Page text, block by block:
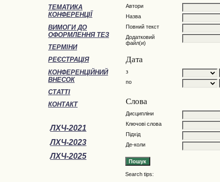
ТЕМАТИКА
КОНФЕРЕНЦІЇ
ВИМОГИ ДО
ОФОРМЛЕННЯ ТЕЗ
ТЕРМІНИ
РЕЄСТРАЦІЯ
КОНФЕРЕНЦІЙНИЙ
ВНЕСОК
СТАТТІ
КОНТАКТ
ЛХЧ-2021
ЛХЧ-2023
ЛХЧ-2025
Автори
Назва
Повний текст
Додатковий
файл(и)
Дата
з
по
Слова
Дисципліни
Ключові слова
Підхід
Де-коли
Search tips: